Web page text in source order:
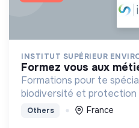
INSTITUT SUPÉRIEUR
formez vous aux
Formations pour te
biodiversité et protection
Others France